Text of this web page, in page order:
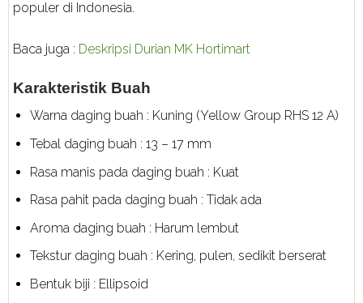
populer di Indonesia.
Baca juga : Deskripsi Durian MK Hortimart
Karakteristik Buah
Warna daging buah : Kuning (Yellow Group RHS 12 A)
Tebal daging buah : 13 – 17 mm
Rasa manis pada daging buah : Kuat
Rasa pahit pada daging buah : Tidak ada
Aroma daging buah : Harum lembut
Tekstur daging buah : Kering, pulen, sedikit berserat
Bentuk biji : Ellipsoid